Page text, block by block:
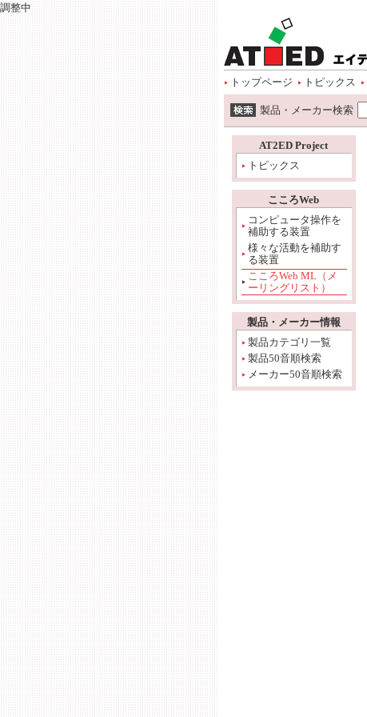
調整中
トップページ トピックス
製品・メーカー検索
AT2ED Project
トピックス
こころWeb
コンピュータ操作を
補助する装置
様々な活動を補助す
る装置
こころWeb ML（メ
ーリングリスト）
製品・メーカー情報
製品カテゴリ一覧
製品50音順検索
メーカー50音順検索